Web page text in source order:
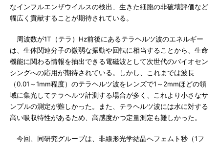
なインフルエンザウイルスの検出、生きた細胞の非破壊評価など
幅広く貢献することが期待されている。
周波数が1T（テラ）Hz前後にあるテラヘルツ波のエネルギー
は、生体関連分子の微弱な振動や回転に相当することから、生命
機能に関わる情報を抽出できる電磁波として次世代のバイオセン
シングへの応用が期待されている。しかし、これまでは波長
（0.01～1mm程度）のテラヘルツ波をレンズで1～2mmほどの領
域に集光してテラヘルツ計測する場合が多く、これより小さなサ
ンプルの測定が難しかった。また、テラヘルツ波には水に対する
高い吸収特性があるため、高感度かつ定量測定も難しかった。
今回、同研究グループは、非線形光学結晶へフェムト秒（1フ